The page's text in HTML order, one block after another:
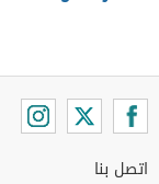
اتصل بنا